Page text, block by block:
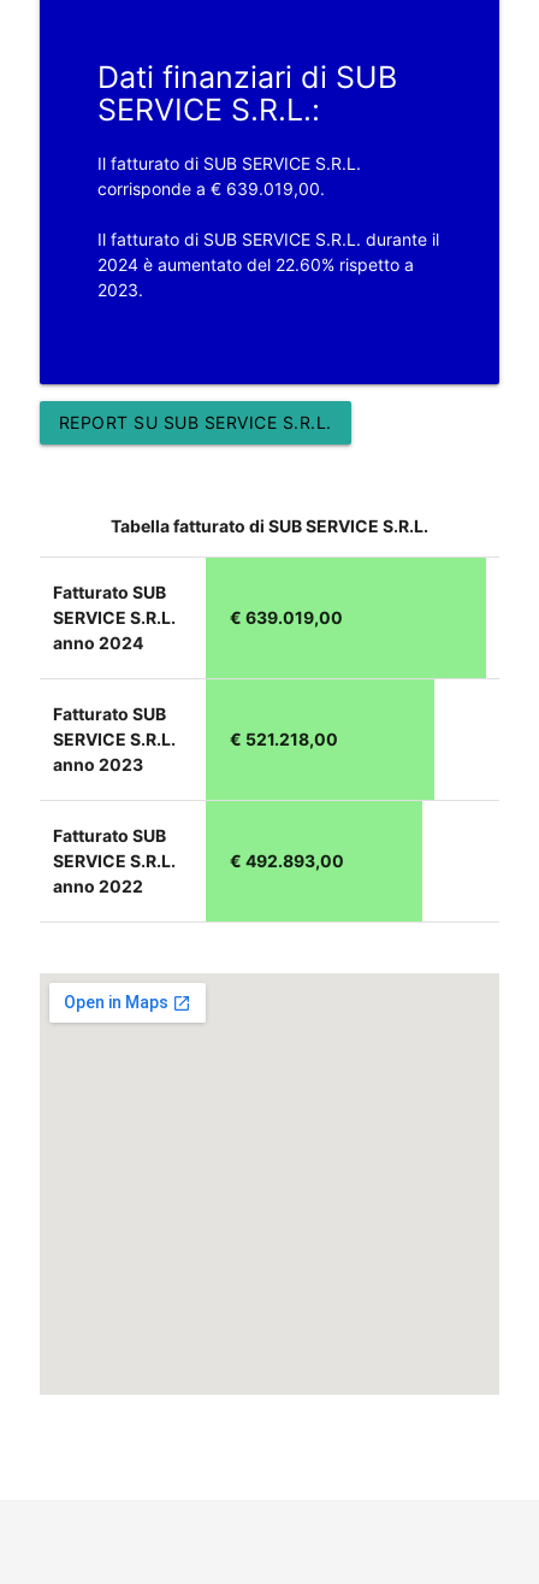
Dati finanziari di SUB
SERVICE S.R.L.:
Il fatturato di SUB SERVICE S.R.L.
corrisponde a € 639.019,00.
Il fatturato di SUB SERVICE S.R.L. durante il
2024 è aumentato del 22.60% rispetto a
2023.
REPORT SU SUB SERVICE S.R.L.
Tabella fatturato di SUB SERVICE S.R.L.
Fatturato SUB
SERVICE S.R.L.
anno 2024
€ 639.019,00
Fatturato SUB
SERVICE S.R.L.
anno 2023
€ 521.218,00
Fatturato SUB
SERVICE S.R.L.
anno 2022
€ 492.893,00